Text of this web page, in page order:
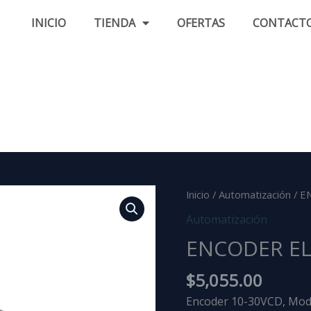
INICIO TIENDA OFERTAS
Inicio /Automatización /
Automatización
ENCODER
$5,055.00
Encoder 10-30VCD,
ENCODER
ELCO
P6PR-
cantidad